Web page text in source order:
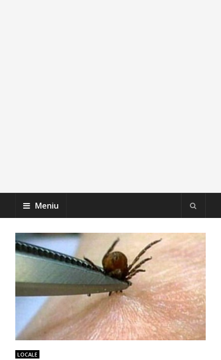
Meniu
LOCALE